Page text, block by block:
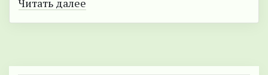
Читать далее